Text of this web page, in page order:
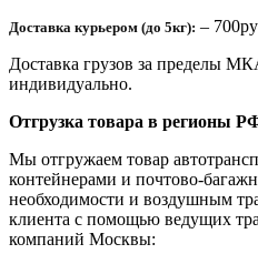
Доставка курьером (до 5кг): –
Доставка грузов за пределы
индивидуально.
Отгрузка товара в регионы
Мы отгружаем товар
контейнерами и почтово-
необходимости и воздушным
клиента с помощью ведущих
компаний Москвы: